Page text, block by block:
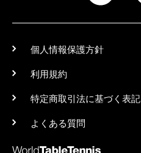
個人情報保護方針
利用規約
特定商取引法に基づく表記
よくある質問